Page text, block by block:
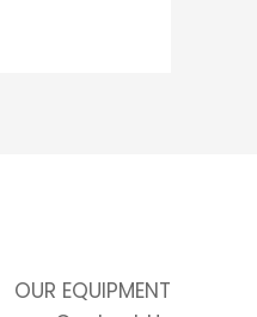
OUR EQUIPMENT